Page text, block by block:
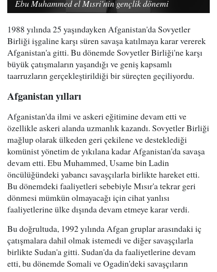
Ebu Muhammed el Mısri'nin gençlik dönemi
1988 yılında 25 yaşındayken Afganistan'da Sovyetler
Birliği işgaline karşı süren savaşa katılmaya karar vererek
Afganistan'a gitti. Bu dönemde Sovyetler Birliği'ne karşı
büyük çatışmaların yaşandığı ve geniş kapsamlı
taarruzların gerçekleştirildiği bir süreçten geçiliyordu.
Afganistan yılları
Afganistan'da ilmi ve askeri eğitimine devam etti ve
özellikle askeri alanda uzmanlık kazandı. Sovyetler Birliği
mağlup olarak ülkeden geri çekilene ve desteklediği
komünist yönetim de yıkılana kadar Afganistan'da savaşa
devam etti. Ebu Muhammed, Usame bin Ladin
öncülüğündeki yabancı savaşçılarla birlikte hareket etti.
Bu dönemdeki faaliyetleri sebebiyle Mısır'a tekrar geri
dönmesi mümkün olmayacağı için cihat yanlısı
faaliyetlerine ülke dışında devam etmeye karar verdi.
Bu doğrultuda, 1992 yılında Afgan gruplar arasındaki iç
çatışmalara dahil olmak istemedi ve diğer savaşçılarla
birlikte Sudan'a gitti. Sudan'da da faaliyetlerine devam
etti, bu dönemde Somali ve Ogadin'deki savaşçıların